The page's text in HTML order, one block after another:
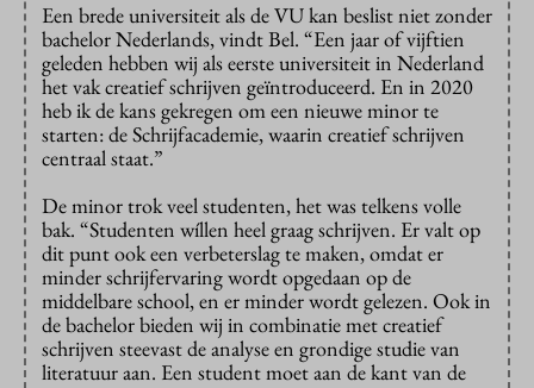
Een brede universiteit als de VU kan beslist niet zonder
bachelor Nederlands, vindt Bel. “Een jaar of vijftien
geleden hebben wij als eerste universiteit in Nederland
het vak creatief schrijven geïntroduceerd. En in 2020
heb ik de kans gekregen om een nieuwe minor te
starten: de Schrijfacademie, waarin creatief schrijven
centraal staat.”
De minor trok veel studenten, het was telkens volle
bak. “Studenten wíllen heel graag schrijven. Er valt op
dit punt ook een verbeterslag te maken, omdat er
minder schrijfervaring wordt opgedaan op de
middelbare school, en er minder wordt gelezen. Ook in
de bachelor bieden wij in combinatie met creatief
schrijven steevast de analyse en grondige studie van
literatuur aan. Een student moet aan de kant van de